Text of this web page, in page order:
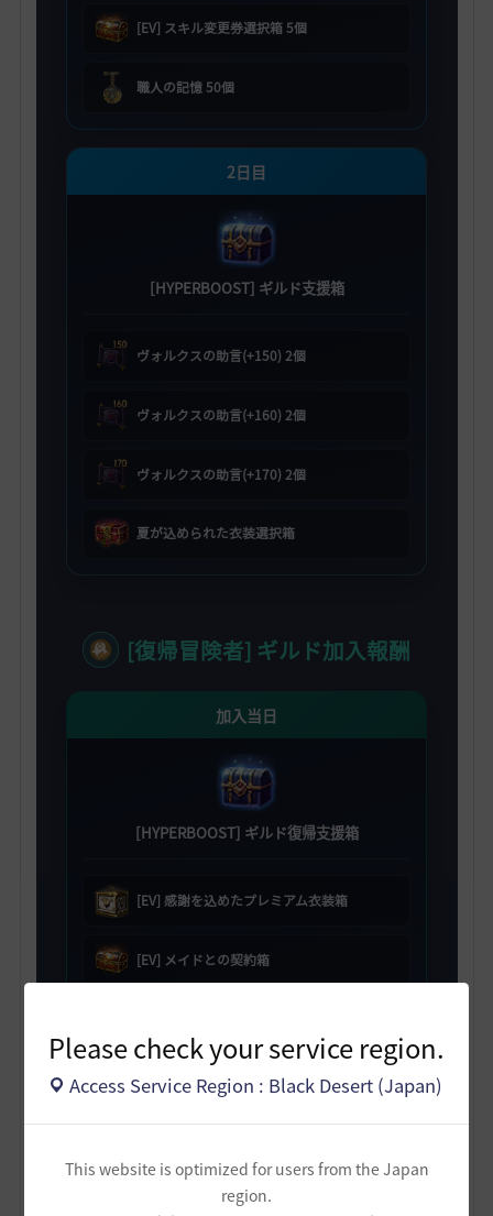
Please check your service region.
Access Service Region : Black Desert (Japan)
This website is optimized for users from the Japan
region.
[EV] スキル変更券選択箱 5個
職人の記憶 50個
2日目
[HYPERBOOST] ギルド支援箱
ヴォルクスの助言(+150) 2個
ヴォルクスの助言(+160) 2個
ヴォルクスの助言(+170) 2個
夏が込められた衣装選択箱
[復帰冒険者] ギルド加入報酬
加入当日
[HYPERBOOST] ギルド復帰支援箱
[EV] 感謝を込めたプレミアム衣装箱
[EV] メイドとの契約箱
職人の記憶 50個
2日目